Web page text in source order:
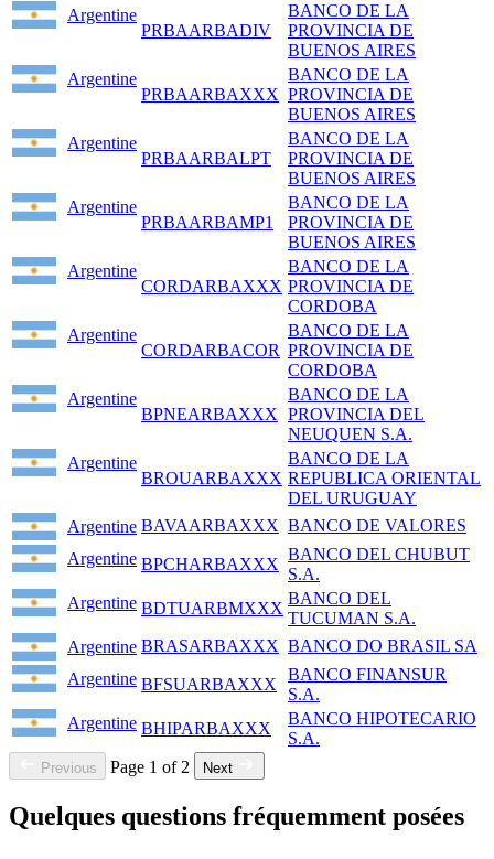
Argentine
PRBAARBADIV
BANCO DE LA
PROVINCIA DE
BUENOS AIRES
Argentine
PRBAARBAXXX
BANCO DE LA
PROVINCIA DE
BUENOS AIRES
Argentine
PRBAARBALPT
BANCO DE LA
PROVINCIA DE
BUENOS AIRES
Argentine
PRBAARBAMP1
BANCO DE LA
PROVINCIA DE
BUENOS AIRES
Argentine
CORDARBAXXX
BANCO DE LA
PROVINCIA DE
CORDOBA
Argentine
CORDARBACOR
BANCO DE LA
PROVINCIA DE
CORDOBA
Argentine
BPNEARBAXXX
BANCO DE LA
PROVINCIA DEL
NEUQUEN S.A.
Argentine
BROUARBAXXX
BANCO DE LA
REPUBLICA ORIENTAL
DEL URUGUAY
Argentine BAVAARBAXXX BANCO DE VALORES
Argentine BPCHARBAXXX
BANCO DEL CHUBUT
S.A.
Argentine BDTUARBMXXX
BANCO DEL
TUCUMAN S.A.
Argentine BRASARBAXXX BANCO DO BRASIL SA
Argentine BFSUARBAXXX
BANCO FINANSUR
S.A.
Argentine BHIPARBAXXX
BANCO HIPOTECARIO
S.A.
Previous Page 1 of 2 Next
Quelques questions fréquemment posées